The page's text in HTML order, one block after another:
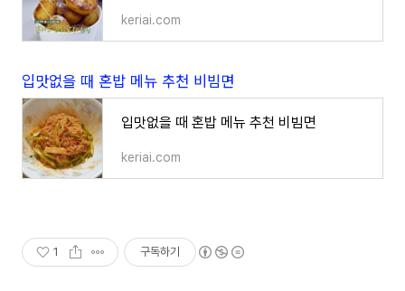
keriai.com
입맛없을 때 혼밥 메뉴 추천 비빔면
입맛없을 때 혼밥 메뉴 추천 비빔면
keriai.com
1 구독하기